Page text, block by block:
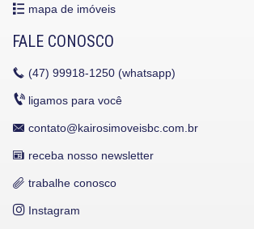
mapa de imóveis
FALE CONOSCO
(47) 99918-1250 (whatsapp)
ligamos para você
contato@kairosimoveisbc.com.br
receba nosso newsletter
trabalhe conosco
Instagram